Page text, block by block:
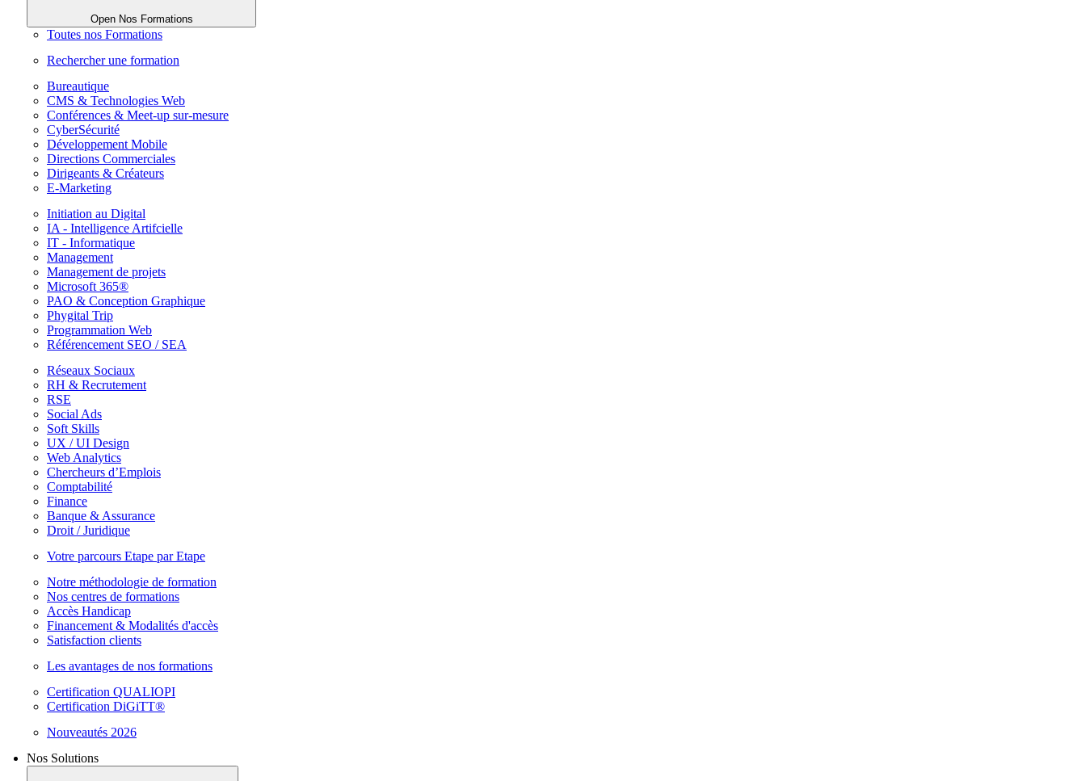
Open Nos Formations
Toutes nos Formations
Rechercher une formation
Bureautique
CMS & Technologies Web
Conférences & Meet-up sur-mesure
CyberSécurité
Développement Mobile
Directions Commerciales
Dirigeants & Créateurs
E-Marketing
Initiation au Digital
IA - Intelligence Artifcielle
IT - Informatique
Management
Management de projets
Microsoft 365®
PAO & Conception Graphique
Phygital Trip
Programmation Web
Référencement SEO / SEA
Réseaux Sociaux
RH & Recrutement
RSE
Social Ads
Soft Skills
UX / UI Design
Web Analytics
Chercheurs d’Emplois
Comptabilité
Finance
Banque & Assurance
Droit / Juridique
Votre parcours Etape par Etape
Notre méthodologie de formation
Nos centres de formations
Accès Handicap
Financement & Modalités d'accès
Satisfaction clients
Les avantages de nos formations
Certification QUALIOPI
Certification DiGiTT®
Nouveautés 2026
Nos Solutions